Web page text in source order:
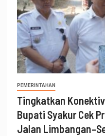
PEMERINTAHAN
Tingkatkan
Bupati Syakur Cek
Jalan